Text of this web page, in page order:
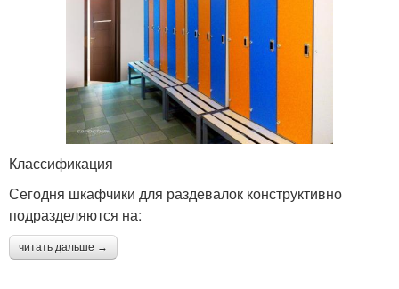
Классификация
Сегодня шкафчики для раздевалок конструктивно
подразделяются на:
читать дальше →